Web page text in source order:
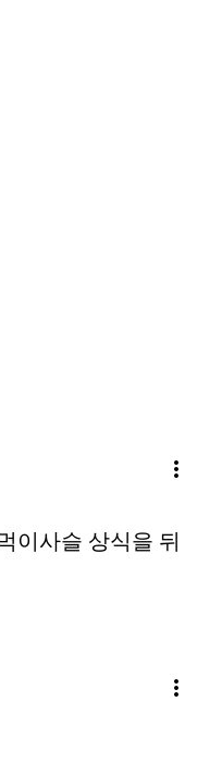
more_vert
이사슬 상식을 뒤
more_vert